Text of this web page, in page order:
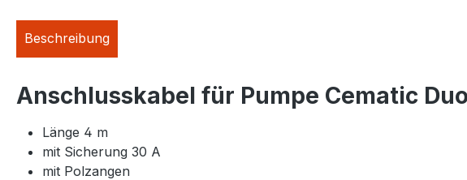
Beschreibung
Anschlusskabel für Pumpe Cematic
Länge 4 m
mit Sicherung 30 A
mit Polzangen